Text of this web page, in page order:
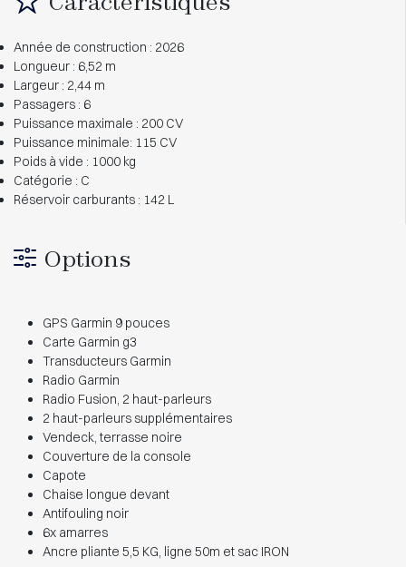
Année de construction : 2026
Longueur : 6,52 m
Largeur : 2,44 m
Passagers : 6
Puissance maximale : 200 CV
Puissance minimale: 115 CV
Poids à vide : 1000 kg
Catégorie : C
Réservoir carburants : 142 L
Options
GPS Garmin 9 pouces
Carte Garmin g3
Transducteurs Garmin
Radio Garmin
Radio Fusion, 2 haut-parleurs
2 haut-parleurs supplémentaires
Vendeck, terrasse noire
Couverture de la console
Capote
Chaise longue devant
Antifouling noir
6x amarres
Ancre pliante 5,5 KG, ligne 50m et sac IRON